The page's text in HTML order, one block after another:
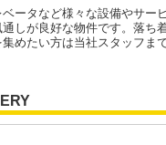
ータなど様々な設備やサ
しが良好な物件です。落
めたい方は当社スタッフま